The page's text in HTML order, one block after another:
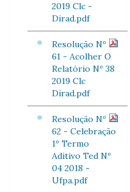
2019 Clc -
Dirad.pdf
Resolução Nº
61 - Acolher O
Relatório Nº 38
2019 Clc
Dirad.pdf
Resolução Nº
62 - Celebração
1º Termo
Aditivo Ted Nº
04 2018 -
Ufpa.pdf